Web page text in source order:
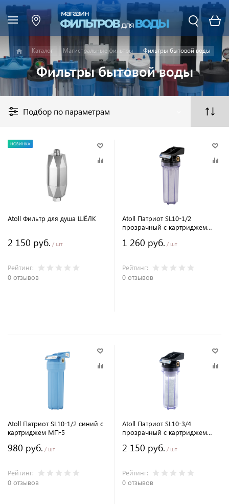
Каталог Магистральные фильтры Фильтры бытовой воды
Фильтры бытовой воды
Подбор по параметрам
НОВИНКА
Atoll Фильтр для душа ШЁЛК
2 150 руб. / шт
Рейтинг:
0 отзывов
Atoll Патриот SL10-1/2
прозрачный c картриджем
1 260 руб. / шт
Рейтинг:
0 отзывов
Atoll Патриот SL10-1/2 синий c
картриджем МП-5
980 руб. / шт
Рейтинг:
0 отзывов
Atoll Патриот SL10-3/4
прозрачный с картриджем
2 150 руб. / шт
Рейтинг:
0 отзывов